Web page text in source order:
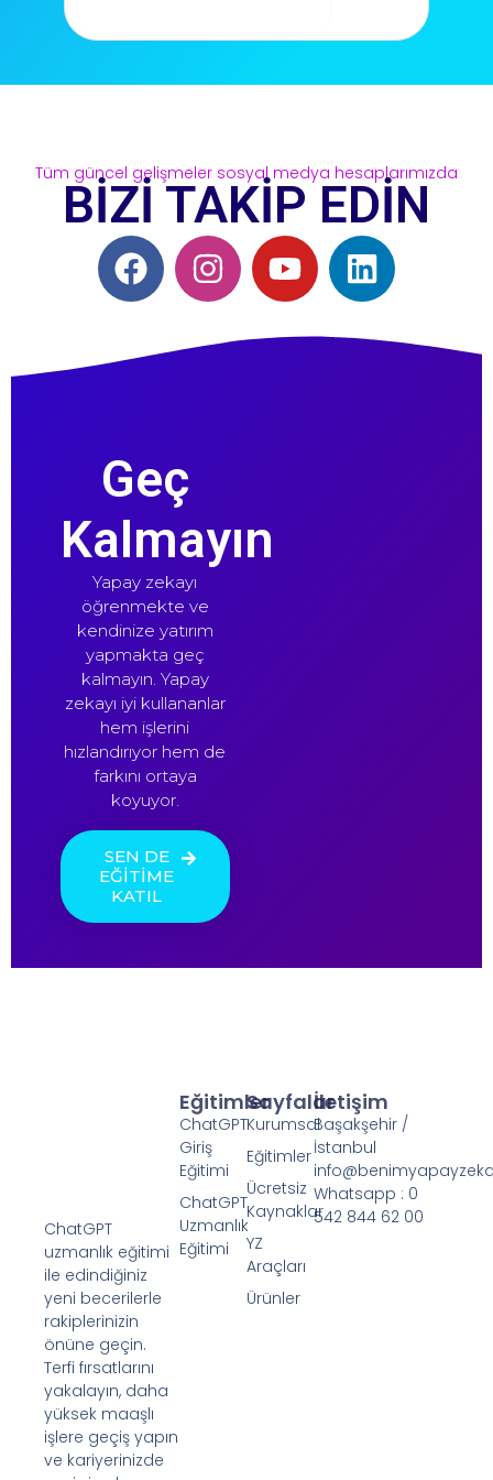
Tüm güncel gelişmeler sosyal medya hesaplarımızda
BİZİ TAKİP EDİN
Geç
Kalmayın
Yapay zekayı
öğrenmekte ve
kendinize yatırım
yapmakta geç
kalmayın. Yapay
zekayı iyi kullananlar
hem işlerini
hızlandırıyor hem de
farkını ortaya
koyuyor.
SEN DE
EĞİTİME
KATIL
ChatGPT
uzmanlık eğitimi
ile edindiğiniz
yeni becerilerle
rakiplerinizin
önüne geçin.
Terfi fırsatlarını
yakalayın, daha
yüksek maaşlı
işlere geçiş yapın
ve kariyerinizde
Sayfalar
Kurumsal
Eğitimler
Ücretsiz
Kaynaklar
YZ
Araçları
Ürünler
Eğitimler
ChatGPT
Giriş
Eğitimi
ChatGPT
Uzmanlık
Eğitimi
İletişim
Başakşehir /
İstanbul
Whatsapp : 0
542 844 62 00